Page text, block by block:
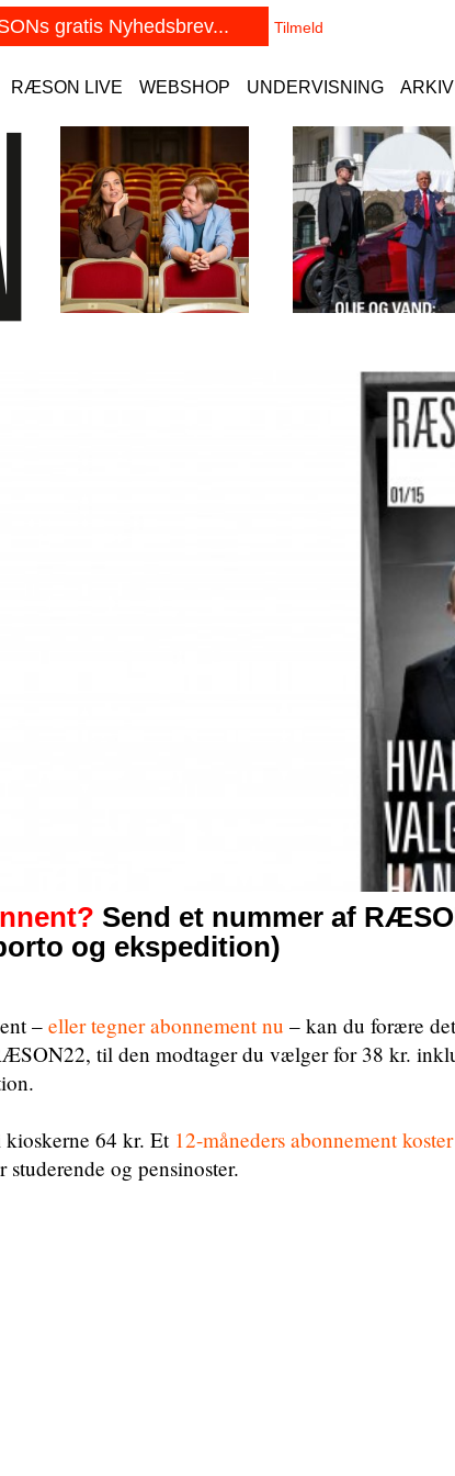
RÆSON LIVE WEBSHOP UNDERVISNING ARKIV
Send et nummer af
og ekspedition)
– eller tegner abonnement nu – kan du forære
til den modtager du vælger for 38 kr.
64 kr. Et 12-måneders abonnement
studerende og pensinoster.